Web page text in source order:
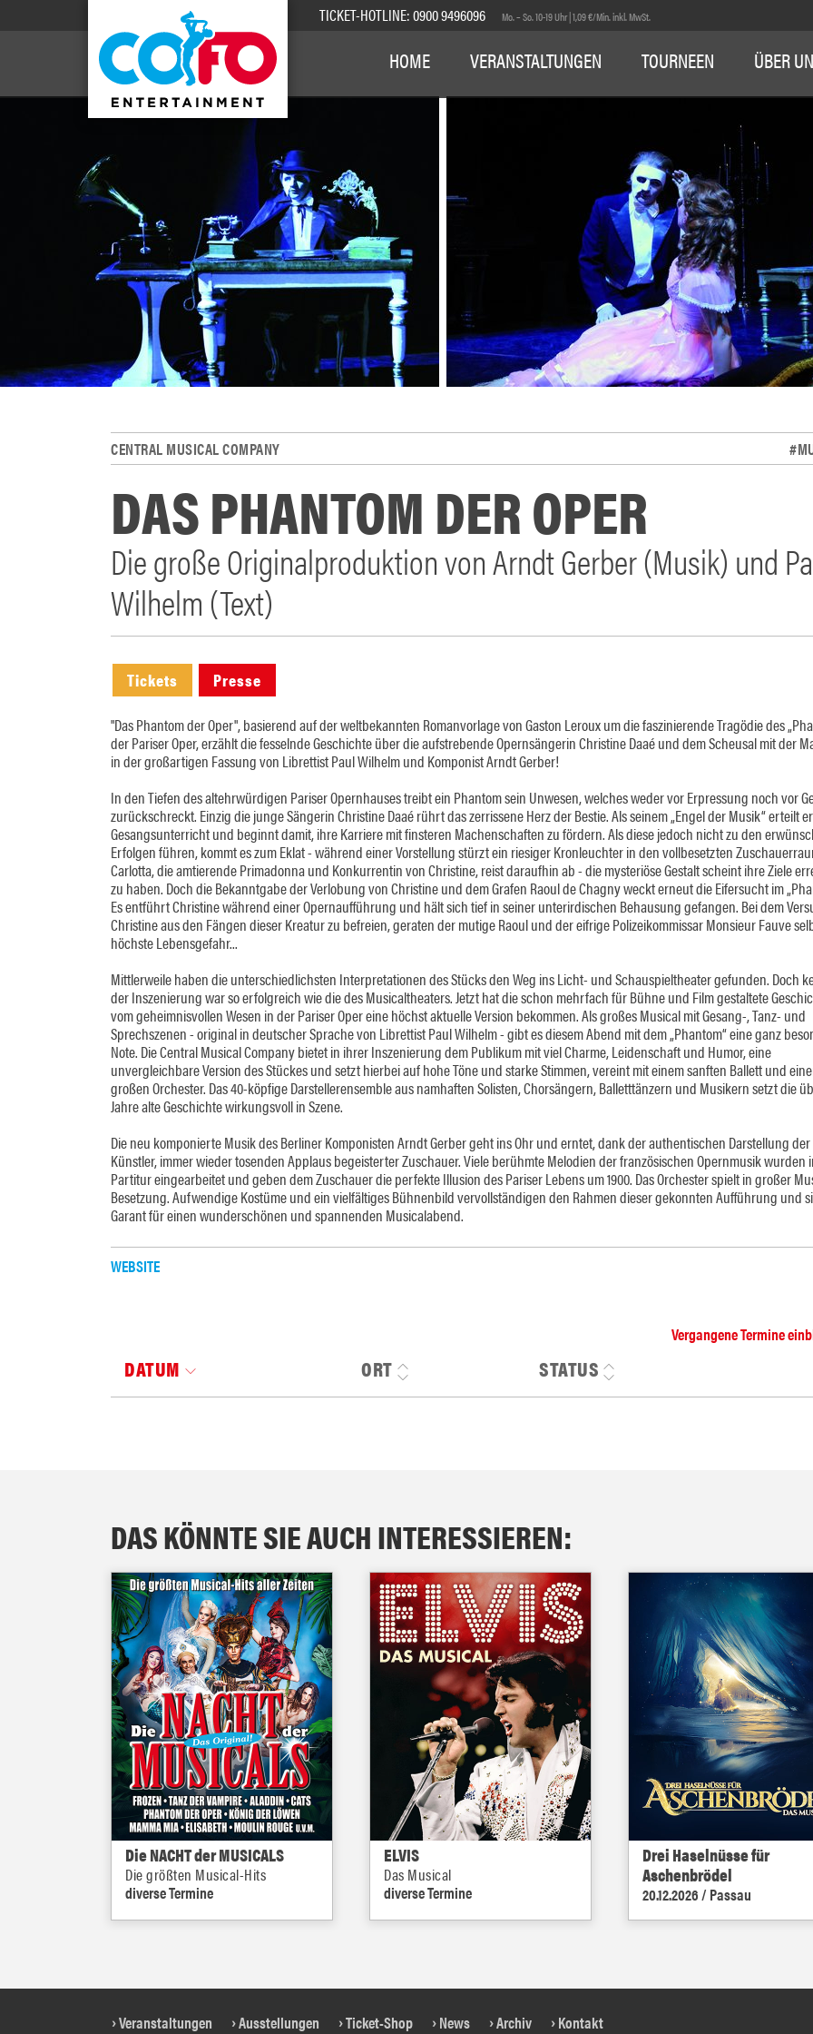
TICKET-HOTLINE:0900 9496096 Mo. – So. 10-19 Uhr | 1,09 €/Min. inkl. MwSt.
HOME VERANSTALTUNGEN TOURNEEN ÜBER
CENTRAL MUSICAL COMPANY
DAS PHANTOM DER OPER
Die große Originalproduktion von Arndt Gerber (Musik) und
Wilhelm (Text)
Tickets Presse
"Das Phantom der Oper", basierend auf der weltbekannten Romanvorlage von Gaston Leroux um die faszinierende Tragödie des
der Pariser Oper, erzählt die fesselnde Geschichte über die aufstrebende Opernsängerin Christine Daaé und dem Scheusal mit der
in der großartigen Fassung von Librettist Paul Wilhelm und Komponist Arndt Gerber!
In den Tiefen des altehrwürdigen Pariser Opernhauses treibt ein Phantom sein Unwesen, welches weder vor Erpressung noch vor
zurückschreckt. Einzig die junge Sängerin Christine Daaé rührt das zerrissene Herz der Bestie. Als seinem „Engel der Musik“ erteilt
Gesangsunterricht und beginnt damit, ihre Karriere mit finsteren Machenschaften zu fördern. Als diese jedoch nicht zu den
Erfolgen führen, kommt es zum Eklat - während einer Vorstellung stürzt ein riesiger Kronleuchter in den vollbesetzten
Carlotta, die amtierende Primadonna und Konkurrentin von Christine, reist daraufhin ab - die mysteriöse Gestalt scheint ihre Ziele
zu haben. Doch die Bekanntgabe der Verlobung von Christine und dem Grafen Raoul de Chagny weckt erneut die Eifersucht im
Es entführt Christine während einer Opernaufführung und hält sich tief in seiner unterirdischen Behausung gefangen. Bei dem
Christine aus den Fängen dieser Kreatur zu befreien, geraten der mutige Raoul und der eifrige Polizeikommissar Monsieur Fauve
höchste Lebensgefahr...
Mittlerweile haben die unterschiedlichsten Interpretationen des Stücks den Weg ins Licht- und Schauspieltheater gefunden. Doch
der Inszenierung war so erfolgreich wie die des Musicaltheaters. Jetzt hat die schon mehrfach für Bühne und Film gestaltete
vom geheimnisvollen Wesen in der Pariser Oper eine höchst aktuelle Version bekommen. Als großes Musical mit Gesang-, Tanz- und
Sprechszenen - original in deutscher Sprache von Librettist Paul Wilhelm - gibt es diesem Abend mit dem „Phantom“ eine ganz
Note. Die Central Musical Company bietet in ihrer Inszenierung dem Publikum mit viel Charme, Leidenschaft und Humor, eine
unvergleichbare Version des Stückes und setzt hierbei auf hohe Töne und starke Stimmen, vereint mit einem sanften Ballett und
großen Orchester. Das 40-köpfige Darstellerensemble aus namhaften Solisten, Chorsängern, Balletttänzern und Musikern setzt die
Jahre alte Geschichte wirkungsvoll in Szene.
Die neu komponierte Musik des Berliner Komponisten Arndt Gerber geht ins Ohr und erntet, dank der authentischen Darstellung der
Künstler, immer wieder tosenden Applaus begeisterter Zuschauer. Viele berühmte Melodien der französischen Opernmusik wurden
Partitur eingearbeitet und geben dem Zuschauer die perfekte Illusion des Pariser Lebens um 1900. Das Orchester spielt in großer
Besetzung. Aufwendige Kostüme und ein vielfältiges Bühnenbild vervollständigen den Rahmen dieser gekonnten Aufführung und
Garant für einen wunderschönen und spannenden Musicalabend.
WEBSITE
Vergangene Termine
DATUM ORT STATUS
DAS KÖNNTE SIE AUCH INTERESSIEREN:
Die NACHT der MUSICALS
Die größten Musical-Hits
diverse Termine
ELVIS
Das Musical
diverse Termine
Drei Haselnüsse für
Aschenbrödel
20.12.2026 / Passau
Veranstaltungen Ausstellungen Ticket-Shop News Archiv Kontakt